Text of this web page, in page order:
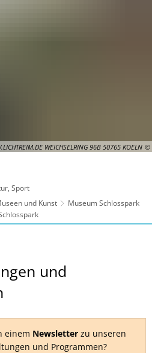
WEICHSELRING 96B 50765 KOELN
Sport
und Kunst
Museum Schlosspark
und
einem Newsletterzu unseren
und Programmen?